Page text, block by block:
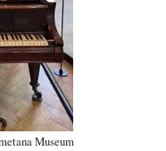
Museum